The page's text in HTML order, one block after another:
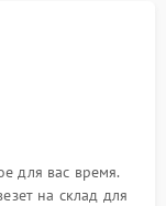
для вас время.
на склад для